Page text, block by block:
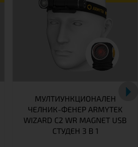
МУЛТИУНКЦИОНАЛЕН
ЧЕЛНИК-ФЕНЕР ARMYTEK
WIZARD C2 WR MAGNET USB
СТУДЕН 3 В 1